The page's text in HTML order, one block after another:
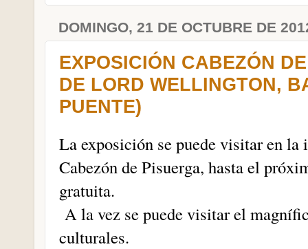
DOMINGO, 21 DE OCTUBRE DE
EXPOSICIÓN CABEZÓN
DE LORD WELLINGTON,
PUENTE)
La exposición se puede visitar en
Cabezón de Pisuerga, hasta el
gratuita.
A la vez se puede visitar el
culturales.